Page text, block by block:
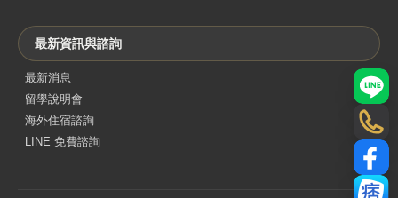
最新資訊與諮詢
最新消息
留學說明會
海外住宿諮詢
LINE 免費諮詢
LINE
電話